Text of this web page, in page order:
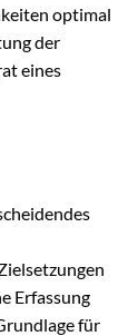
optimal
der
eines
Erfassung
für